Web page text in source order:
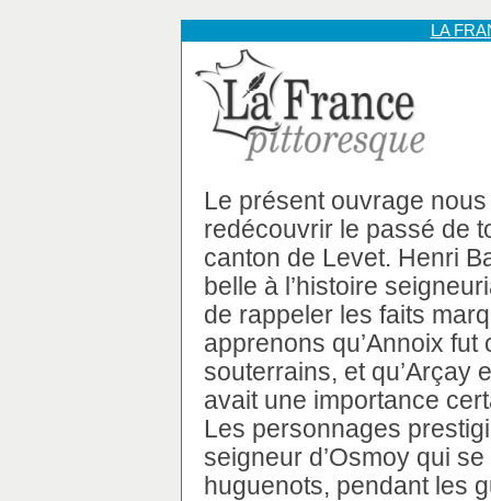
LA
Le présent ouvrage
redécouvrir le passé de
canton de Levet. Henri
belle à l’histoire
de rappeler les faits
apprenons qu’Annoix
souterrains, et qu’Arçay
avait une importance
Les personnages
seigneur d’Osmoy qui
huguenots, pendant les